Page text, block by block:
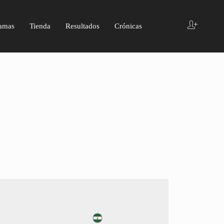
Tienda Resultados Crónicas